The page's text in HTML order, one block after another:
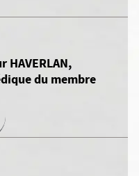
HAVERLAN,
du membre